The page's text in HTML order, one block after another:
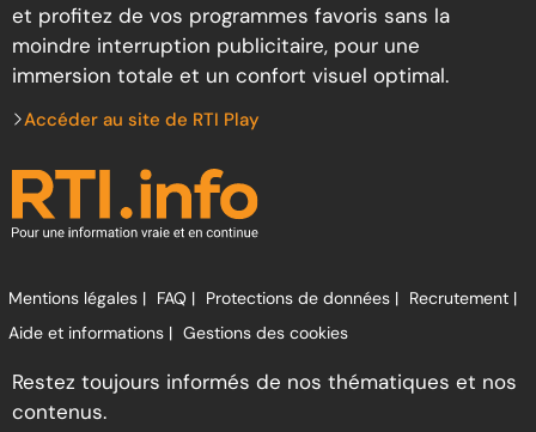
et profitez de vos programmes favoris sans la
moindre interruption publicitaire, pour une
immersion totale et un confort visuel optimal.
Accéder au site de RTI Play
Mentions légales | FAQ | Protections de données | Recrutement |
Aide et informations | Gestions des cookies
Restez toujours informés de nos thématiques et nos
contenus.